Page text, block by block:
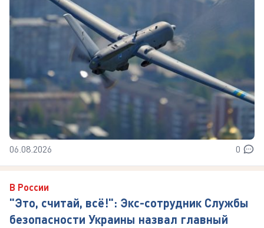
06.08.2026 0
В России
"Это, считай, всё!": Экс-сотрудник Службы
безопасности Украины назвал главный